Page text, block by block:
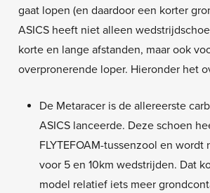
gaat lopen (en daardoor een korter
ASICS heeft niet alleen
korte en lange afstanden, maar ook
overpronerende loper. Hieronder het
De Metaracer is de allereerste
ASICS lanceerde. Deze schoen
FLYTEFOAM-tussenzool en
voor 5 en 10km wedstrijden. Dat
model relatief iets meer